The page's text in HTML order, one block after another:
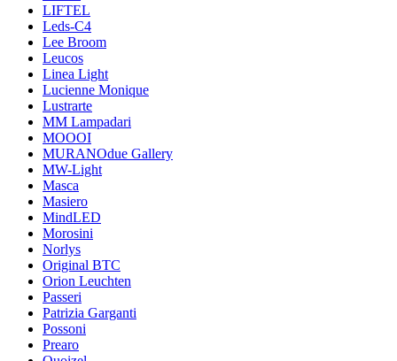
LIFTEL
Leds-C4
Lee Broom
Leucos
Linea Light
Lucienne Monique
Lustrarte
MM Lampadari
MOOOI
MURANOdue Gallery
MW-Light
Masca
Masiero
MindLED
Morosini
Norlys
Original BTC
Orion Leuchten
Passeri
Patrizia Garganti
Possoni
Prearo